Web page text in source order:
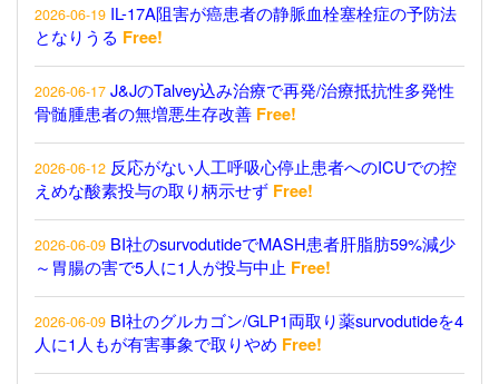
2026-06-19 IL-17A阻害が癌患者の静脈血栓塞栓症の予防法
となりうる Free!
2026-06-17 J&JのTalvey込み治療で再発/治療抵抗性多発性
骨髄腫患者の無増悪生存改善 Free!
2026-06-12 反応がない人工呼吸心停止患者へのICUでの控
えめな酸素投与の取り柄示せず Free!
2026-06-09 BI社のsurvodutideでMASH患者肝脂肪59%減少
～胃腸の害で5人に1人が投与中止 Free!
2026-06-09 BI社のグルカゴン/GLP1両取り薬survodutideを4
人に1人もが有害事象で取りやめ Free!